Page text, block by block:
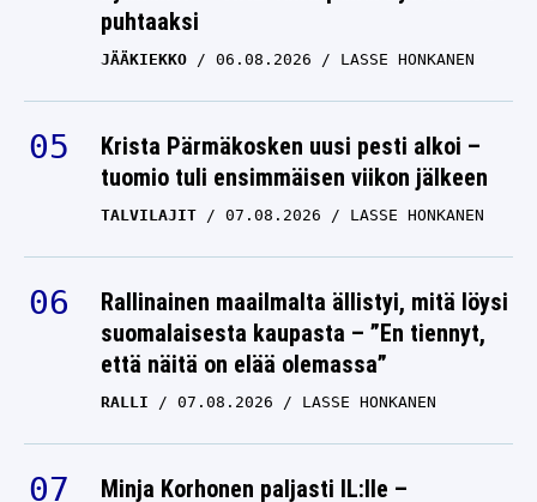
JÄÄKIEKKO
Krista Pärmäkosken uusi pesti alkoi –
tuomio tuli ensimmäisen viikon jälkeen
TALVILAJIT 07.08.2026 LASSE HONKANEN
Rallinainen maailmalta ällistyi, mitä löysi
suomalaisesta kaupasta – ”En tiennyt,
että näitä on elää olemassa”
RALLI 07.08.2026 LASSE HONKANEN
Minja Korhonen paljasti IL:lle –
tähtäimessä on uusi ura